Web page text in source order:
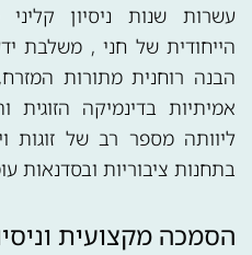
עשרות שנות ניסיון
הייחודית של חני , משלבת
הבנה רוחנית מתורות
אמיתיות בדינמיקה הזוגית
ליוותה מספר רב של זוגות
בתחנות ציבוריות ובסדנאות
הסמכה מקצועית